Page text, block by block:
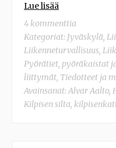
Lue lisää
4 kommenttia
Kategoriat: Jyväskylä,
Liikenneturvallisuus,
Pyörätiet, pyöräkaistat
liittymät, Tiedotteet ja
Avainsanat:Alvar Aalto,
Kilpisen silta,